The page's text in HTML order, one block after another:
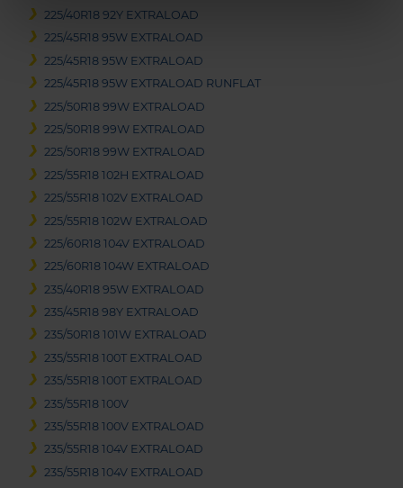
225/40R18 92Y EXTRALOAD
225/45R18 95W EXTRALOAD
225/45R18 95W EXTRALOAD
225/45R18 95W EXTRALOAD RUNFLAT
225/50R18 99W EXTRALOAD
225/50R18 99W EXTRALOAD
225/50R18 99W EXTRALOAD
225/55R18 102H EXTRALOAD
225/55R18 102V EXTRALOAD
225/55R18 102W EXTRALOAD
225/60R18 104V EXTRALOAD
225/60R18 104W EXTRALOAD
235/40R18 95W EXTRALOAD
235/45R18 98Y EXTRALOAD
235/50R18 101W EXTRALOAD
235/55R18 100T EXTRALOAD
235/55R18 100T EXTRALOAD
235/55R18 100V
235/55R18 100V EXTRALOAD
235/55R18 104V EXTRALOAD
235/55R18 104V EXTRALOAD